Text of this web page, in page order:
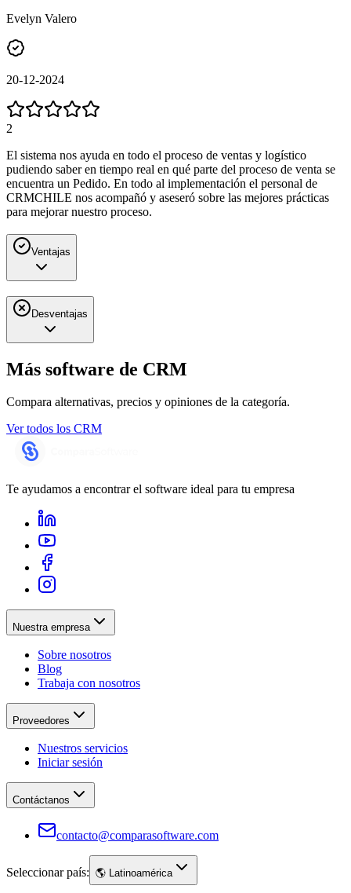
Evelyn Valero
20-12-2024
2
El sistema nos ayuda en todo el proceso de ventas y logístico
pudiendo saber en tiempo real en qué parte del proceso de venta se
encuentra un Pedido. En todo al implementación el personal de
CRMCHILE nos acompañó y aseseró sobre las mejores prácticas
para mejorar nuestro proceso.
Ventajas
Desventajas
Más software de CRM
Compara alternativas, precios y opiniones de la categoría.
Ver todos los CRM
Te ayudamos a encontrar el software ideal para tu empresa
Nuestra empresa
Sobre nosotros
Blog
Trabaja con nosotros
Proveedores
Nuestros servicios
Iniciar sesión
Contáctanos
contacto@comparasoftware.com
Seleccionar país: 🌎 Latinoamérica